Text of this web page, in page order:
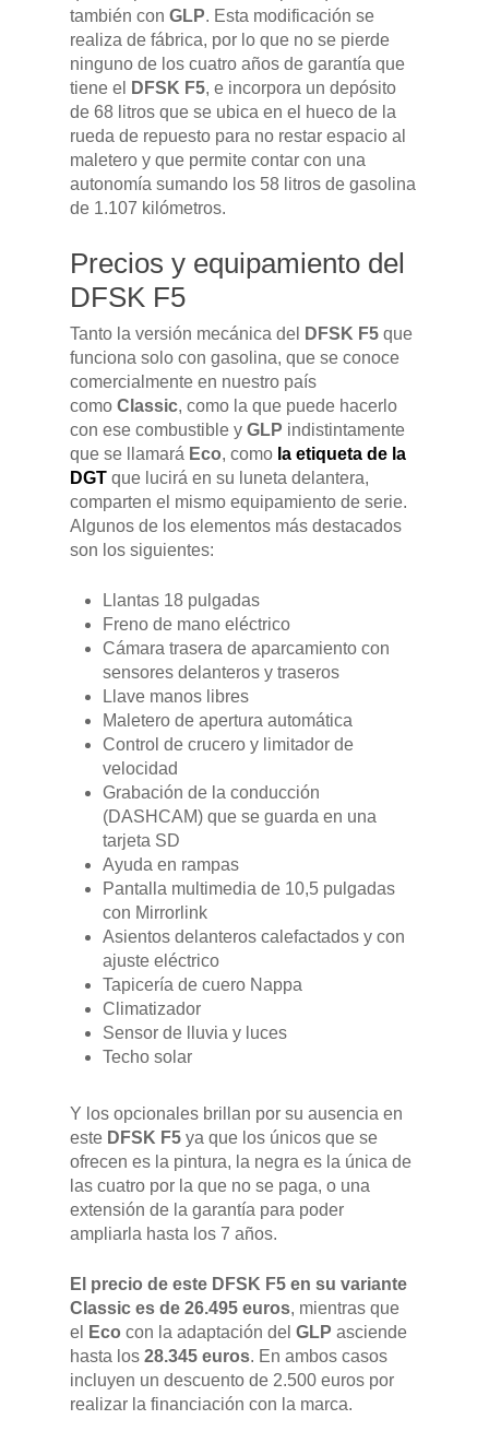
también con GLP. Esta modificación se
realiza de fábrica, por lo que no se pierde
ninguno de los cuatro años de garantía que
tiene el
DFSK F5, e incorpora un depósito
de 68 litros que se ubica en el hueco de la
rueda de repuesto para no restar espacio al
maletero y que permite contar con una
autonomía sumando los 58 litros de gasolina
de 1.107 kilómetros.
Precios y equipamiento del
DFSK F5
Tanto la versión mecánica del DFSK F5 que
funciona solo con gasolina, que se conoce
comercialmente en nuestro país
como Classic, como la que puede hacerlo
con ese combustible y GLP indistintamente
que se llamará Eco, como la etiqueta de la
DGT que lucirá en su luneta delantera,
comparten el mismo equipamiento de serie.
Algunos de los elementos más destacados
son los siguientes:
Llantas 18 pulgadas
Freno de mano eléctrico
Cámara trasera de aparcamiento con
sensores delanteros y traseros
Llave manos libres
Maletero de apertura automática
Control de crucero y limitador de
velocidad
Grabación de la conducción
(DASHCAM) que se guarda en una
tarjeta SD
Ayuda en rampas
Pantalla multimedia de 10,5 pulgadas
con Mirrorlink
Asientos delanteros calefactados y con
ajuste eléctrico
Tapicería de cuero Nappa
Climatizador
Sensor de lluvia y luces
Techo solar
Y los opcionales brillan por su ausencia en
este DFSK F5 ya que los únicos que se
ofrecen es la pintura, la negra es la única de
las cuatro por la que no se paga, o una
extensión de la garantía para poder
ampliarla hasta los 7 años.
El precio de este DFSK F5 en su variante
Classic es de 26.495 euros, mientras que
el
Eco con la adaptación del GLP asciende
hasta los 28.345 euros. En ambos casos
incluyen un descuento de 2.500 euros por
realizar la financiación con la marca.
DFSK 500
DFSK 600
SOBRE DFSK
RENTING
POSTVENTA
Garantías
Accesorios
BLOG